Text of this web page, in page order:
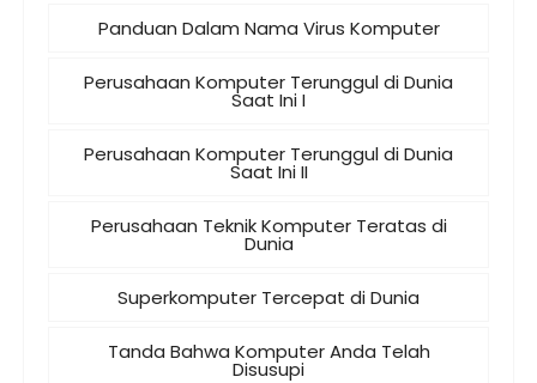
Panduan Dalam Nama Virus Komputer
Perusahaan Komputer Terunggul di Dunia
Saat Ini I
Perusahaan Komputer Terunggul di Dunia
Saat Ini II
Perusahaan Teknik Komputer Teratas di
Dunia
Superkomputer Tercepat di Dunia
Tanda Bahwa Komputer Anda Telah
Disusupi